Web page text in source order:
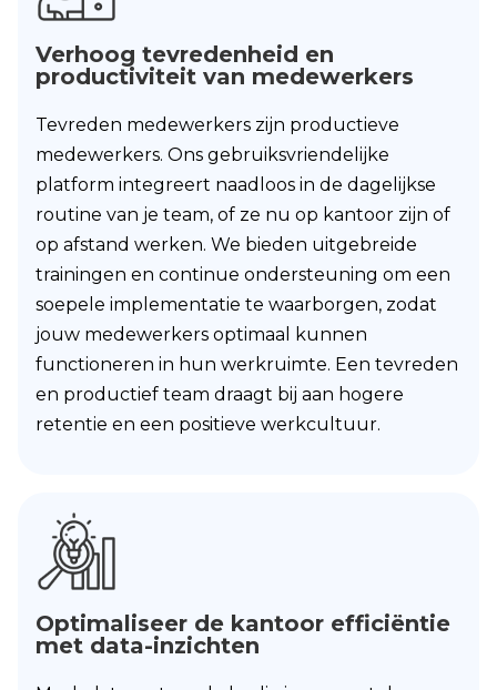
Verhoog tevredenheid en
productiviteit van medewerkers
Tevreden medewerkers zijn productieve
medewerkers. Ons gebruiksvriendelijke
platform integreert naadloos in de dagelijkse
routine van je team, of ze nu op kantoor zijn of
op afstand werken. We bieden uitgebreide
trainingen en continue ondersteuning om een
soepele implementatie te waarborgen, zodat
jouw medewerkers optimaal kunnen
functioneren in hun werkruimte. Een tevreden
en productief team draagt bij aan hogere
retentie en een positieve werkcultuur.
Optimaliseer de kantoor efficiëntie
met data-inzichten